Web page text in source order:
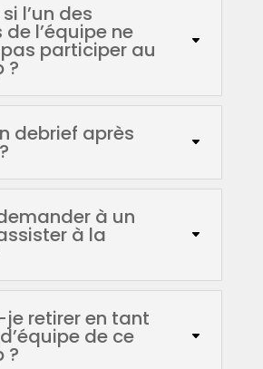
l’un des
l’équipe ne
participer au
?
debrief après
à un
à la
retirer en tant
de ce
?